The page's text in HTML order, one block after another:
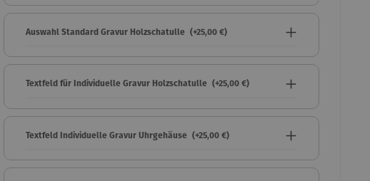
Auswahl Standard Gravur Holzschatulle (+25,00 €)
Textfeld für Individuelle Gravur Holzschatulle (+25,00 €)
Textfeld Individuelle Gravur Uhrgehäuse (+25,00 €)